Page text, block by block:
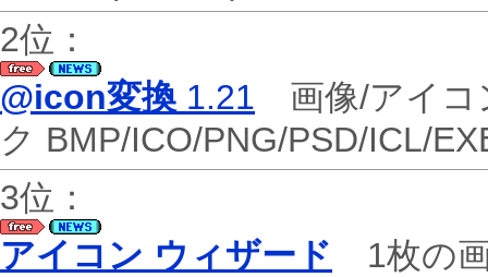
2位：
@icon変換 1.21 画像/アイコ
ク BMP/ICO/PNG/PSD/ICL/
3位：
アイコン ウィザード 1枚の